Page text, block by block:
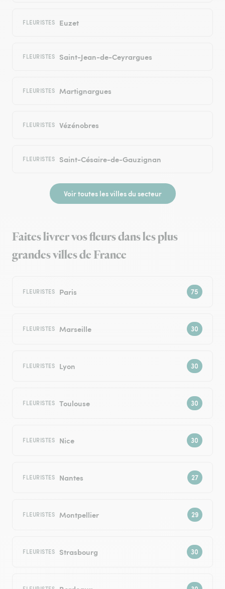
FLEURISTES Euzet
FLEURISTES Saint-Jean-de-Ceyrargues
FLEURISTES Martignargues
FLEURISTES Vézénobres
FLEURISTES Saint-Césaire-de-Gauzignan
Voir toutes les villes du secteur
Faites livrer vos fleurs dans les plus
grandes villes de France
FLEURISTES Paris
FLEURISTES Marseille
FLEURISTES Lyon
FLEURISTES Toulouse
FLEURISTES Nice
FLEURISTES Nantes
FLEURISTES Montpellier
FLEURISTES Strasbourg